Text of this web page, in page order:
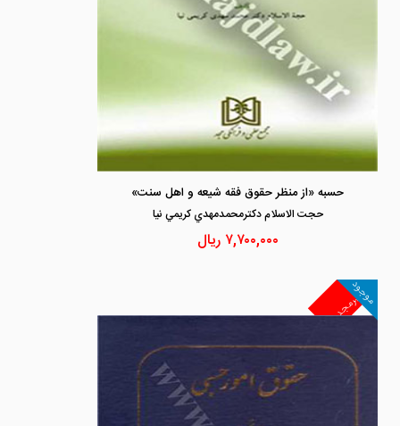
حسبه «از منظر حقوق فقه شیعه و اهل سنت»
حجت الاسلام دكترمحمدمهدي كريمي نيا
۷,۷۰۰,۰۰۰ ریال
غیرمجد
موجود